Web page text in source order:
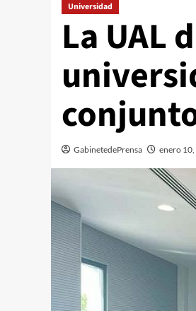
Universidad
La UAL
GabinetedePrensa enero